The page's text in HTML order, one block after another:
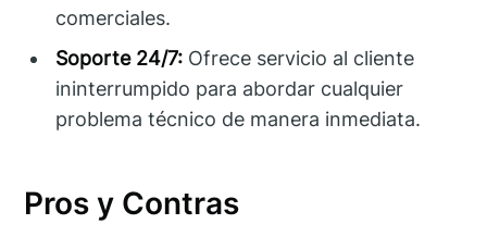
comerciales.
Soporte 24/7: Ofrece servicio al cliente
ininterrumpido para abordar cualquier
problema técnico de manera inmediata.
Pros y Contras